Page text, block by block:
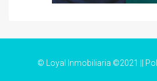
© Loyal Inmobiliaria ©2021 ||